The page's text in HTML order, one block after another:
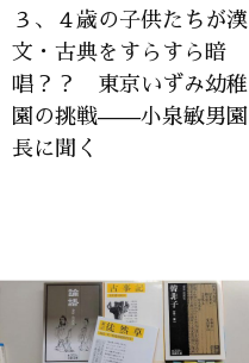
３、４歳の子供たちが漢
文・古典をすらすら暗
唱？？ 東京いずみ幼稚
園の挑戦——小泉敏男園
長に聞く